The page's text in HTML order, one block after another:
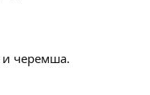
и черемша.